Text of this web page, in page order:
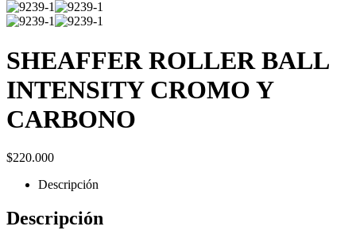
SHEAFFER ROLLER BALL
INTENSITY CROMO Y
CARBONO
$220.000
Descripción
Descripción